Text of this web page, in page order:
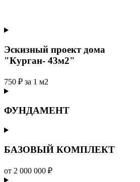
Эскизный проект дома
"Курган- 43м2"
750 ₽ за 1 м2
ФУНДАМЕНТ
БАЗОВЫЙ КОМПЛЕКТ
от 2 000 000 ₽